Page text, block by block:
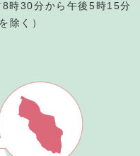
時30分から午後5時15分
除く）